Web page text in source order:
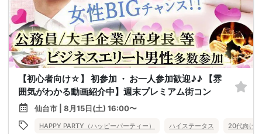
【初心者向け☆】 初参加 ・ お一人参加歓迎♪♪ 【雰
囲気がわかる動画紹介中】週末プレミアム街コン
仙台市 | 8月15日(土) 16:00〜
HAPPY PARTY（ハッピーパーティー） ハイステータス 20代向け